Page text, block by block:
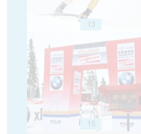
13
15